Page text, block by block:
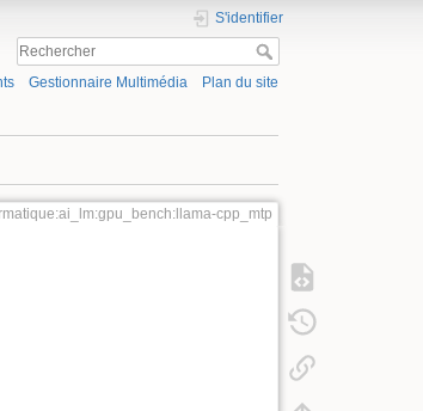
S'identifier
Gestionnaire Multimédia Plan du site
cpp_mtp